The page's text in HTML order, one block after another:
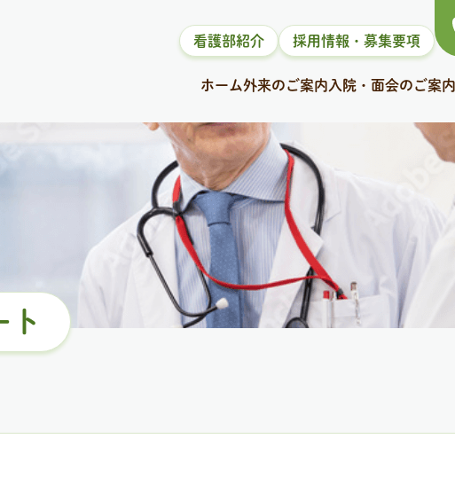
看護部紹介 採用情報・募集要項
ホーム外来のご案内 入院・面会のご案内
ト